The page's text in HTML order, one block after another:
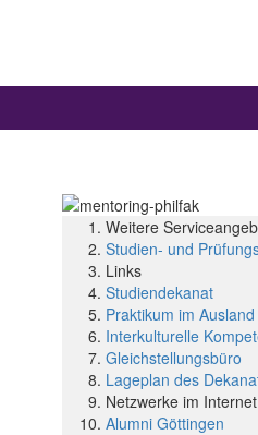
Weitere
Studien- und
Links
Studiendekanat
Praktikum im Ausland
Interkulturelle
Gleichstellungsbüro
Lageplan des
Netzwerke im Internet
Alumni Göttingen